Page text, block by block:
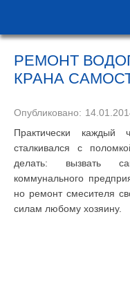
РЕМОНТ
КРАНА
Опубликовано:
Практически
сталкивался с
делать: вызвать
коммунального
но ремонт смесителя
силам любому хозяину.